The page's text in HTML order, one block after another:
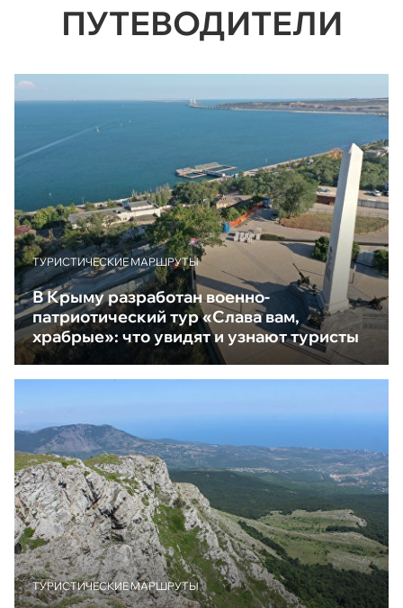
ПУТЕВОДИТЕЛИ
ТУРИСТИЧЕСКИЕ МАРШРУТЫ
В Крыму разработан военно-
патриотический тур «Слава вам,
храбрые»: что увидят и узнают туристы
ТУРИСТИЧЕСКИЕ МАРШРУТЫ